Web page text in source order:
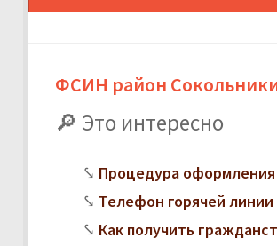
ФСИН район
Это интересно
Процедура
Телефон горячей
Как получить